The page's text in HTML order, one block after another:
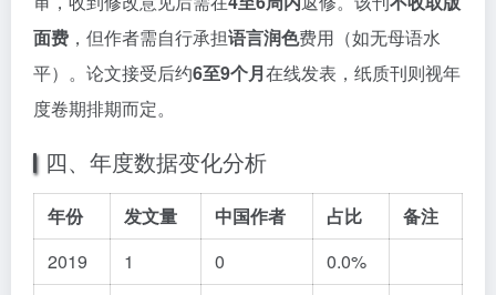
面费 ，但作者需自行承担语言润色费用（如无母语水
平）。论文接受后约6至9个月在线发表，纸质刊则视年
度卷期排期而定。
四、年度数据变化分析
年份 发文量 中国作者 占比
备注
2019
1 0
0.0%